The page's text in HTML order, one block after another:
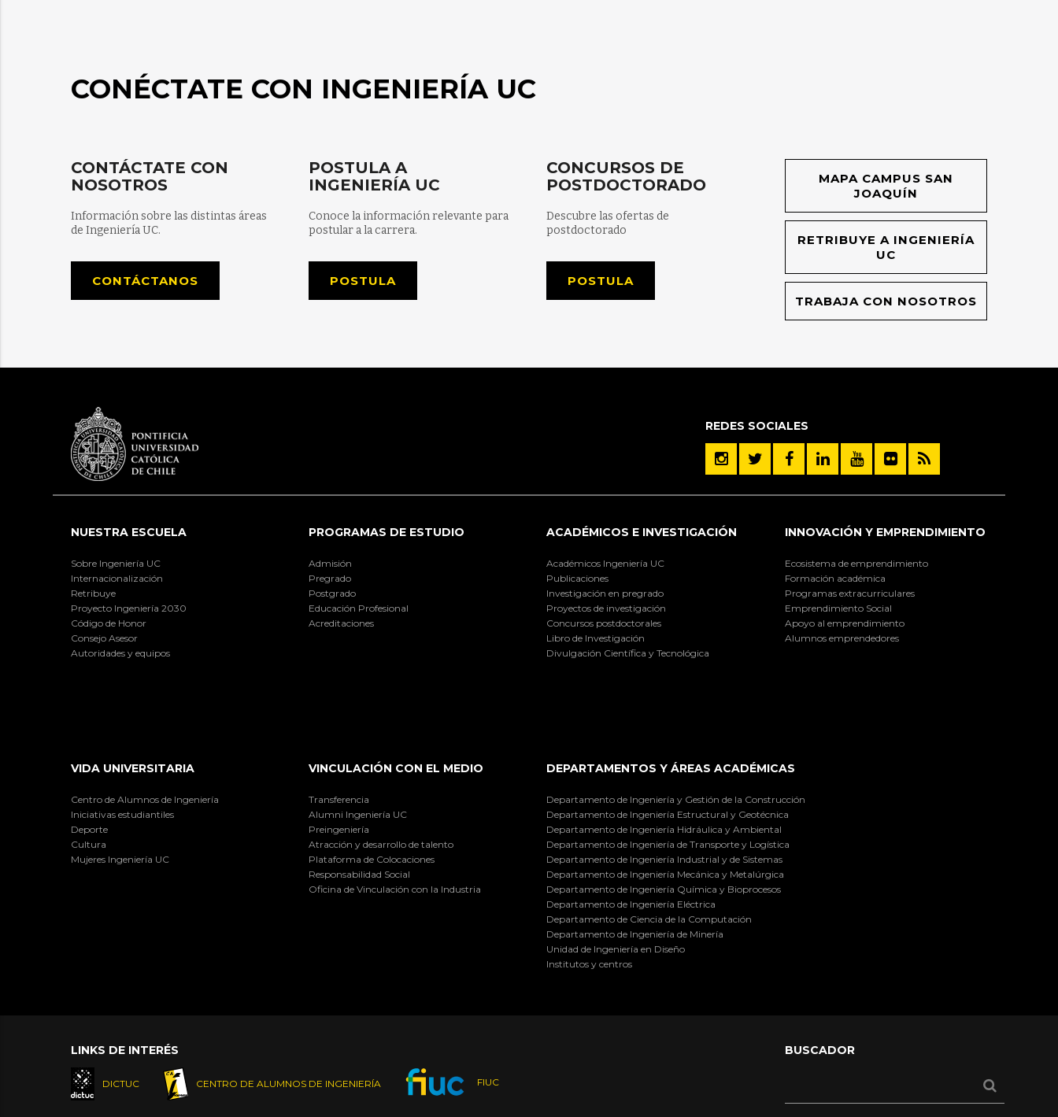
CONÉCTATE CON INGENIERÍA UC
CONTÁCTATE CON
NOSOTROS
Información sobre las distintas áreas
de Ingeniería UC.
CONTÁCTANOS
POSTULA A
INGENIERÍA UC
Conoce la información relevante para
postular a la carrera.
POSTULA
CONCURSOS DE
POSTDOCTORADO
Descubre las ofertas de
postdoctorado
POSTULA
MAPA CAMPUS SAN
JOAQUÍN
RETRIBUYE A INGENIERÍA
UC
TRABAJA CON NOSOTROS
REDES SOCIALES
NUESTRA ESCUELA
Sobre Ingeniería UC
Internacionalización
Retribuye
Proyecto Ingeniería 2030
Código de Honor
Consejo Asesor
Autoridades y equipos
PROGRAMAS DE ESTUDIO
Admisión
Pregrado
Postgrado
Educación Profesional
Acreditaciones
ACADÉMICOS E INVESTIGACIÓN
Académicos Ingeniería UC
Publicaciones
Investigación en pregrado
Proyectos de investigación
Concursos postdoctorales
Libro de Investigación
Divulgación Científica y Tecnológica
INNOVACIÓN Y EMPRENDIMIENTO
Ecosistema de emprendimiento
Formación académica
Programas extracurriculares
Emprendimiento Social
Apoyo al emprendimiento
Alumnos emprendedores
VIDA UNIVERSITARIA
Centro de Alumnos de Ingeniería
Iniciativas estudiantiles
Deporte
Cultura
Mujeres Ingeniería UC
VINCULACIÓN CON EL MEDIO
Transferencia
Alumni Ingeniería UC
Preingeniería
Atracción y desarrollo de talento
Plataforma de Colocaciones
Responsabilidad Social
Oficina de Vinculación con la Industria
DEPARTAMENTOS Y ÁREAS ACADÉMICAS
Departamento de Ingeniería y Gestión de la Construcción
Departamento de Ingeniería Estructural y Geotécnica
Departamento de Ingeniería Hidráulica y Ambiental
Departamento de Ingeniería de Transporte y Logística
Departamento de Ingeniería Industrial y de Sistemas
Departamento de Ingeniería Mecánica y Metalúrgica
Departamento de Ingeniería Química y Bioprocesos
Departamento de Ingeniería Eléctrica
Departamento de Ciencia de la Computación
Departamento de Ingeniería de Minería
Unidad de Ingeniería en Diseño
Institutos y centros
LINKS DE INTERÉS
DICTUC CENTRO DE ALUMNOS DE INGENIERÍA FIUC
BUSCADOR